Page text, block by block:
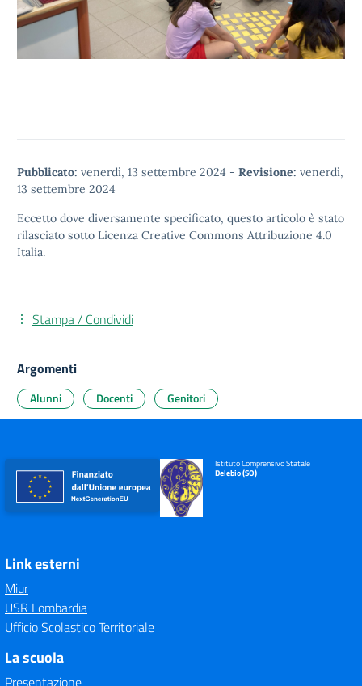
Pubblicato: venerdì, 13 settembre 2024 - Revisione: venerdì,
13 settembre 2024
Eccetto dove diversamente specificato, questo articolo è stato
rilasciato sotto Licenza Creative Commons Attribuzione 4.0
Italia.
Stampa / Condividi
Argomenti
Alunni Docenti Genitori
Istituto Comprensivo Statale
Delebio (SO)
Link esterni
Miur
USR Lombardia
Ufficio Scolastico Territoriale
La scuola
Presentazione